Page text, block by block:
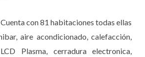
Cuenta con 81 habitaciones todas ellas
aire acondicionado, calefacción,
Plasma, cerradura electronica,